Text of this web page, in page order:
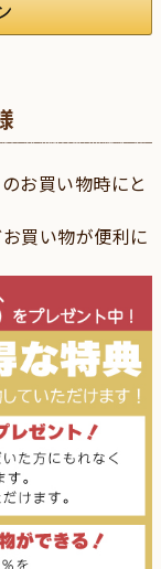
お買い物時にと
買い物が便利に